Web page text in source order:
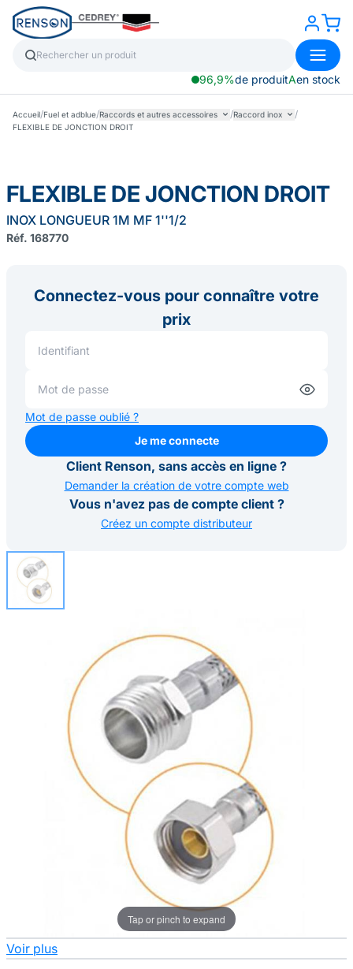
96,9%de produitAen stock
Accueil/Fuel et adblue/Raccords et autres accessoires /Raccord inox /
FLEXIBLE DE JONCTION DROIT
Tap or pinch to expand
Voir plus
FLEXIBLE DE JONCTION DROIT
INOX LONGUEUR 1M MF 1''1/2
Réf. 168770
Connectez-vous pour connaître votre
prix
Mot de passe oublié ?
Je me connecte
Je me connecte
Client Renson, sans accès en ligne ?
Demander la création de votre compte web
Vous n'avez pas de compte client ?
Créez un compte distributeur